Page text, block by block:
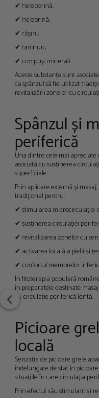
✔ heleborină;
✔ helebrină;
✔ rășini;
✔ taninuri;
✔ compuși minerali.
Aceste substanțe sunt
ca spânzul să fie utilizat
revitalizării zonelor cu
Spânzul și
periferică
Una dintre cele mai
asociată cu susținerea
superficiale.
Prin aplicare externă și
tradițional pentru:
✔ stimularea microcirculației
✔ susținerea circulației
✔ revitalizarea zonelor cu
✔ activarea locală a pielii și
✔ confortul membrelor
În fitoterapia populară
în preparatele destinate
cu circulație periferică lentă.
Picioare
locală
Senzația de picioare grele
îndelungate de stat în
situațiile în care circulația
Prin efectul său stimulant și